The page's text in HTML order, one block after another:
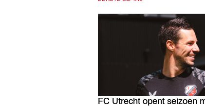
FC Utrecht opent seizoen